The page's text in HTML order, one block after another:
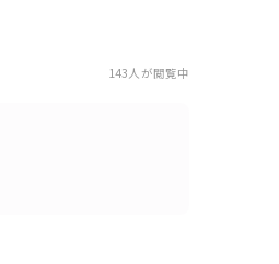
143人が閲覧中